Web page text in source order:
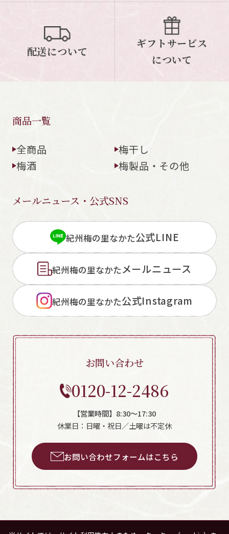
配送について
ギフトサービス
について
商品一覧
全商品
梅干し
梅酒
梅製品・その他
メールニュース・公式SNS
紀州梅の里なかた公式LINE
紀州梅の里なかたメールニュース
紀州梅の里なかた公式Instagram
お問い合わせ
0120-12-2486
【営業時間】8:30～17:30
休業日：日曜・祝日／土曜は不定休
お問い合わせフォームはこちら